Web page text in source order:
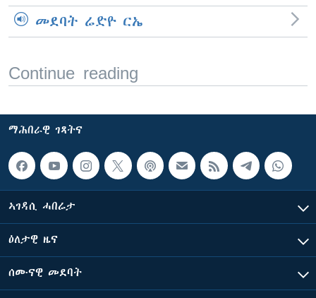
መደባት ሬድዮ ርኤ
Continue reading
ማሕበራዊ ገጻትና
ኣገዳሲ ሓበሬታ
ዕለታዊ ዜና
ሰሙናዊ መደባት